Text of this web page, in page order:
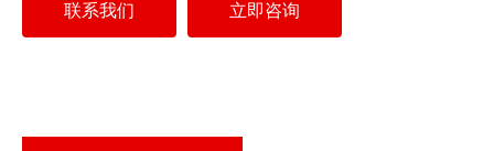
联系我们 立即咨询